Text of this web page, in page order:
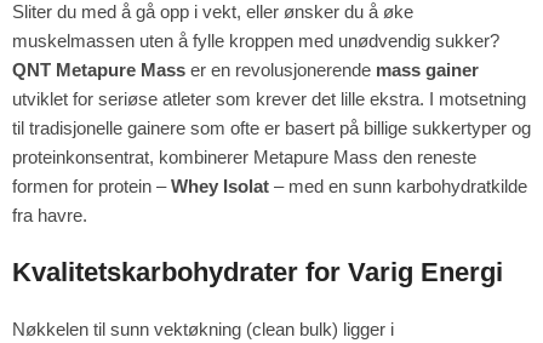
Sliter du med å gå opp i vekt, eller ønsker du å øke
muskelmassen uten å fylle kroppen med unødvendig sukker?
QNT Metapure Mass er en revolusjonerende mass gainer
utviklet for seriøse atleter som krever det lille ekstra. I motsetning
til tradisjonelle gainere som ofte er basert på billige sukkertyper og
proteinkonsentrat, kombinerer Metapure Mass den reneste
formen for protein –Whey Isolat – med en sunn karbohydratkilde
fra havre.
Kvalitetskarbohydrater for Varig Energi
Nøkkelen til sunn vektøkning (clean bulk) ligger i